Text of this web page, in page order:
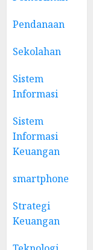
Pendanaan
Sekolahan
Sistem
Informasi
Sistem
Informasi
Keuangan
smartphone
Strategi
Keuangan